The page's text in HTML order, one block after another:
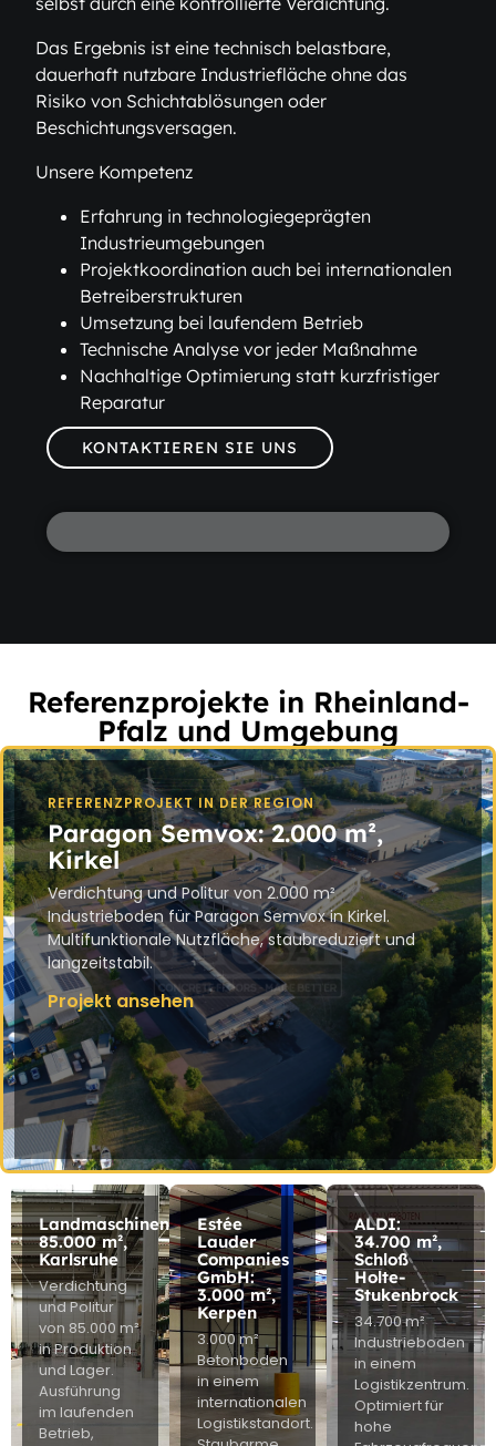
Das Ergebnis ist eine technisch belastbare,
dauerhaft nutzbare Industriefläche ohne das
Risiko von Schichtablösungen oder
Beschichtungsversagen.
Unsere Kompetenz
Erfahrung in technologiegeprägten
Industrieumgebungen
Projektkoordination auch bei internationalen
Betreiberstrukturen
Umsetzung bei laufendem Betrieb
Technische Analyse vor jeder Maßnahme
Nachhaltige Optimierung statt kurzfristiger
Reparatur
KONTAKTIEREN SIE UNS
Referenzprojekte in Rheinland-
Pfalz und Umgebung
REFERENZPROJEKT IN DER REGION
Paragon Semvox: 2.000 m²,
Kirkel
Verdichtung und Politur von 2.000 m²
Industrieboden für Paragon Semvox in Kirkel.
Multifunktionale Nutzfläche, staubreduziert und
langzeitstabil.
Projekt ansehen
Landmaschinenhersteller:
85.000 m²,
Karlsruhe
Verdichtung
und Politur
von 85.000 m²
in Produktion
und Lager.
Ausführung
im laufenden
Betrieb,
Estée
Lauder
Companies
GmbH:
3.000 m²,
Kerpen
3.000 m²
Betonboden
in einem
internationalen
Logistikstandort.
ALDI:
34.700 m²,
Schloß
Holte-
Stukenbrock
34.700 m²
Industrieboden
in einem
Logistikzentrum.
Optimiert für
hohe